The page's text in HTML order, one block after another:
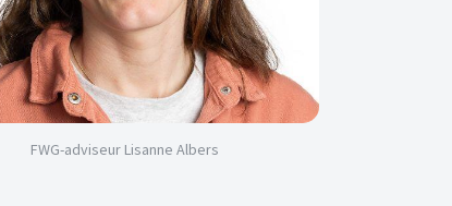
FWG-adviseur Lisanne Albers